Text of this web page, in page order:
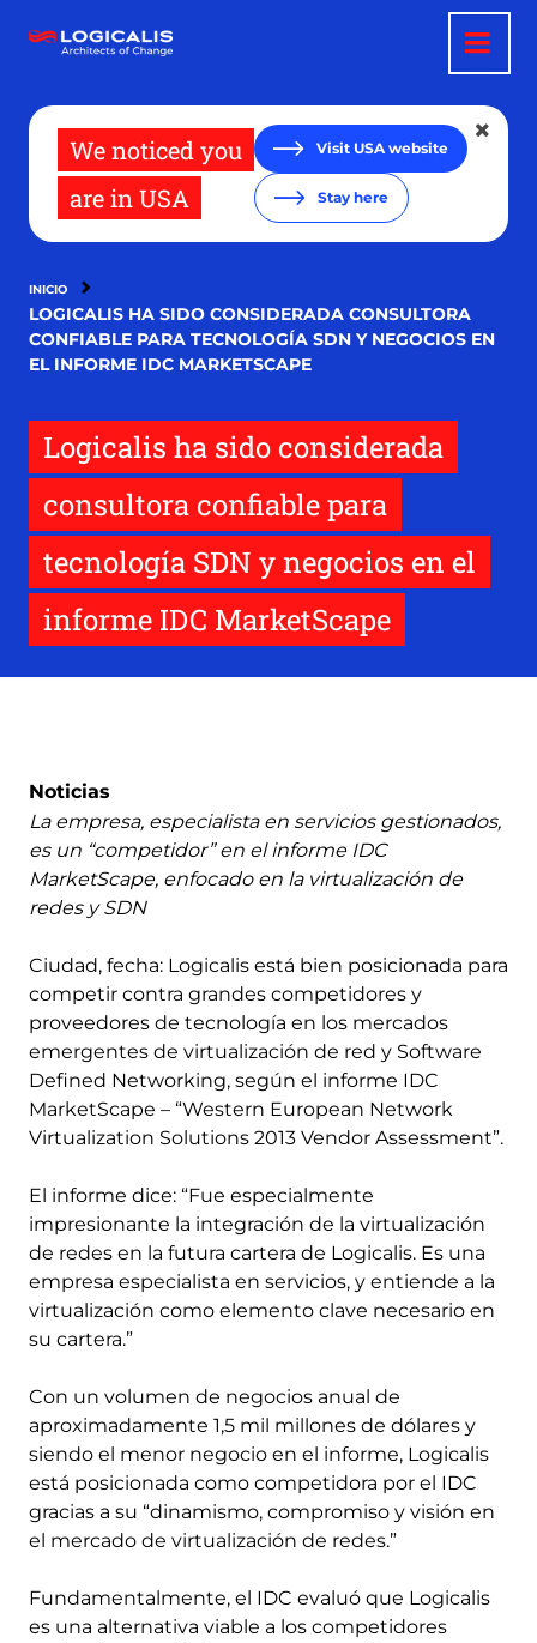
contenido
We noticed you
are in USA
Visit USA website
Stay here
INICIO
LOGICALIS HA SIDO CONSIDERADA CONSULTORA
CONFIABLE PARA TECNOLOGÍA SDN Y NEGOCIOS EN
EL INFORME IDC MARKETSCAPE
Logicalis ha sido considerada
consultora confiable para
tecnología SDN y negocios en el
informe IDC MarketScape
Noticias
La empresa, especialista en servicios gestionados,
es un “competidor” en el informe IDC
MarketScape, enfocado en la virtualización de
redes y SDN
Ciudad, fecha: Logicalis está bien posicionada para
competir contra grandes competidores y
proveedores de tecnología en los mercados
emergentes de virtualización de red y Software
Defined Networking, según el informe IDC
MarketScape – “Western European Network
Virtualization Solutions 2013 Vendor Assessment”.
El informe dice: “Fue especialmente
impresionante la integración de la virtualización
de redes en la futura cartera de Logicalis. Es una
empresa especialista en servicios, y entiende a la
virtualización como elemento clave necesario en
su cartera.”
Con un volumen de negocios anual de
aproximadamente 1,5 mil millones de dólares y
siendo el menor negocio en el informe, Logicalis
está posicionada como competidora por el IDC
gracias a su “dinamismo, compromiso y visión en
el mercado de virtualización de redes.”
Fundamentalmente, el IDC evaluó que Logicalis
es una alternativa viable a los competidores